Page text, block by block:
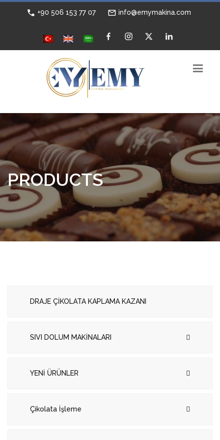
+90 506 153 77 07 info@emymakina.com
PRODUCTS
DRAJE ÇİKOLATA KAPLAMA KAZANI
SIVI DOLUM MAKİNALARI
YENİ ÜRÜNLER
Çikolata İşleme